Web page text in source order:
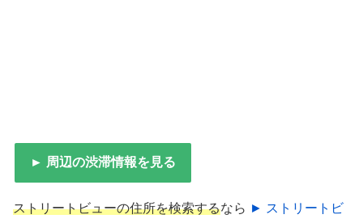
► 周辺の渋滞情報を見る
ストリートビューの住所を検索するなら ► ストリートビ